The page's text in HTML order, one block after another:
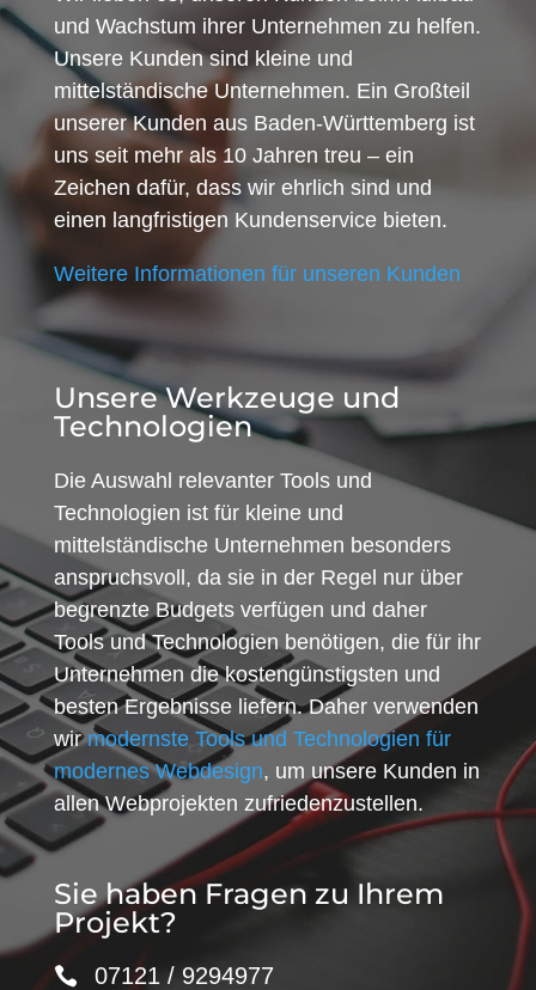
und Wachstum ihrer Unternehmen zu helfen.
Unsere Kunden sind kleine und
mittelständische Unternehmen. Ein Großteil
unserer Kunden aus Baden-Württemberg ist
uns seit mehr als 10 Jahren treu – ein
Zeichen dafür, dass wir ehrlich sind und
einen langfristigen Kundenservice bieten.
Weitere Informationen für unseren Kunden
Unsere Werkzeuge und
Technologien
Die Auswahl relevanter Tools und
Technologien ist für kleine und
mittelständische Unternehmen besonders
anspruchsvoll, da sie in der Regel nur über
begrenzte Budgets verfügen und daher
Tools und Technologien benötigen, die für ihr
Unternehmen die kostengünstigsten und
besten Ergebnisse liefern. Daher verwenden
wirmodernste Tools und Technologien für
modernes Webdesign, um unsere Kunden in
allen Webprojekten zufriedenzustellen.
Sie haben Fragen zu Ihrem
Projekt?
07121 / 9294977